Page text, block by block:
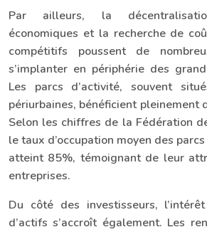
Par ailleurs, la
économiques et la recherche de
compétitifs poussent de
s’implanter en périphérie des
Les parcs d’activité, souvent
périurbaines, bénéficient pleinement
Selon les chiffres de la Fédération
le taux d’occupation moyen des
atteint 85%, témoignant de leur
entreprises.
Du côté des investisseurs,
d’actifs s’accroît également. Les